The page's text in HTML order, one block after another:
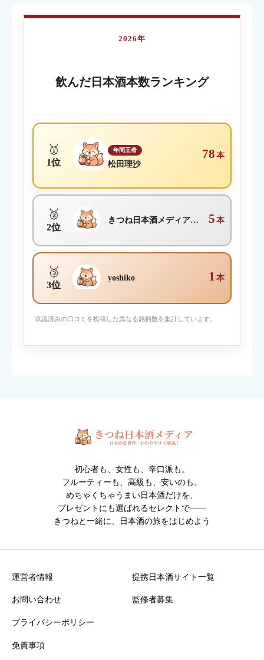
写真を添付
・投稿内容は運営確認後に公開されます
2026年
飲んだ日本酒本数ランキング
🥇
1位
年間王者
松田理沙
78 本
🥈
2位
きつね日本酒メディア編集部 5 本
🥉
3位
yoshiko 1 本
承認済みの口コミを投稿した異なる銘柄数を集計しています。
初心者も、女性も、辛口派も。
フルーティーも、高級も、安いのも。
めちゃくちゃうまい日本酒だけを、
プレゼントにも選ばれるセレクトで――
きつねと一緒に、日本酒の旅をはじめよう
運営者情報
お問い合わせ
プライバシーポリシー
免責事項
提携日本酒サイト一覧
監修者募集